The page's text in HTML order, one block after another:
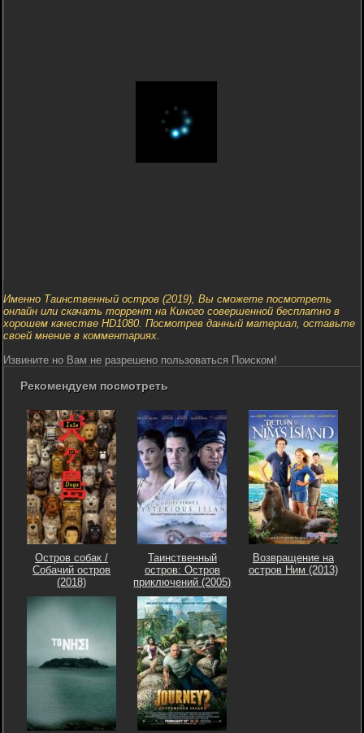
Именно Таинственный остров (2019), Вы сможете посмотреть
онлайн или скачать торрент на Киного совершенной бесплатно в
хорошем качестве HD1080. Посмотрев данный материал, оставьте
своей мнение в комментариях.
Извините но Вам не разрешено пользоваться Поиском!
Рекомендуем посмотреть
Остров собак /
Собачий остров
(2018)
Таинственный
остров: Остров
приключений (2005)
Возвращение на
остров Ним (2013)